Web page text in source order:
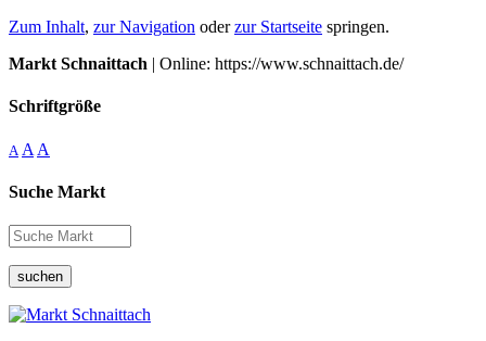
Zum Inhalt, zur Navigation oderzur Startseite springen.
Markt Schnaittach | Online: https://www.schnaittach.de/
Schriftgröße
A A A
Suche Markt
suchen